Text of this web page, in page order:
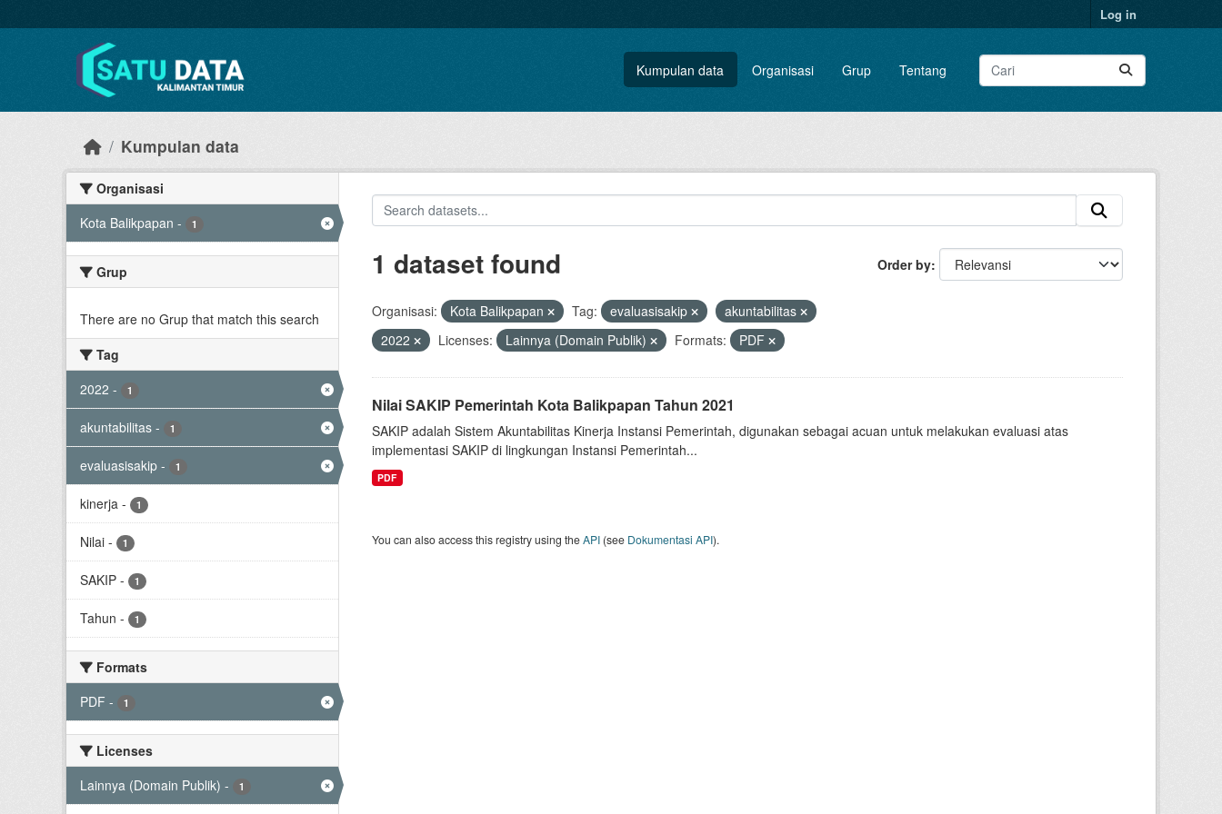
Log in
Kumpulan data Organisasi Grup Tentang
Kumpulan data
Organisasi
Kota Balikpapan - 1
Grup
There are no Grup that match this search
Tag
2022 - 1
akuntabilitas - 1
evaluasisakip - 1
kinerja - 1
Nilai - 1
SAKIP - 1
Tahun - 1
Formats
PDF - 1
Licenses
Lainnya (Domain Publik) - 1
Order by
1 dataset found
Organisasi: Kota Balikpapan Tag: evaluasisakip
akuntabilitas
2022
Licenses: Lainnya (Domain Publik) Formats: PDF
Nilai SAKIP Pemerintah Kota Balikpapan Tahun 2021
SAKIP adalah Sistem Akuntabilitas Kinerja Instansi Pemerintah, digunakan sebagai acuan untuk melakukan evaluasi atas
implementasi SAKIP di lingkungan Instansi Pemerintah...
PDF
You can also access this registry using theAPI(see Dokumentasi API).